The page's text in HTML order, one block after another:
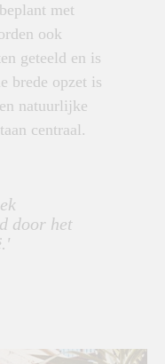
met
ook
geteeld en is
brede opzet is
natuurlijke
centraal.
door het